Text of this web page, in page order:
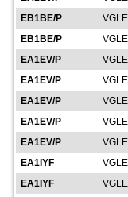
EB1BE/P
EB1BE/P
EA1EV/P
EA1EV/P
EA1EV/P
EA1EV/P
EA1EV/P
EA1IYF
EA1IYF